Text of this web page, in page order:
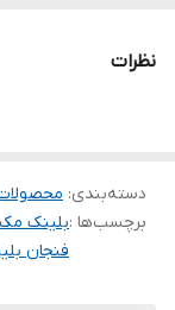
نظرات
دسته‌بندی:
برچسب‌ها :بلینک
فنجان